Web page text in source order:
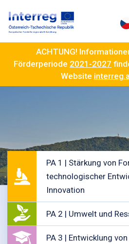
ACHTUNG!
Förderperiode 2021-2027
Website
PA 1 | Stärkung von
technologischer
Innovation
PA 2 | Umwelt und
PA 3 | Entwicklung